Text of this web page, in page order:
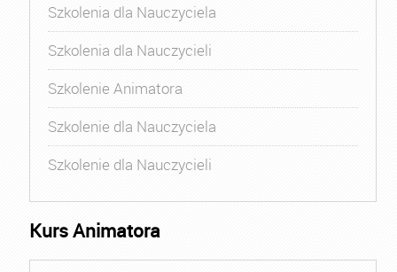
Szkolenia dla Nauczyciela
Szkolenia dla Nauczycieli
Szkolenie Animatora
Szkolenie dla Nauczyciela
Szkolenie dla Nauczycieli
Kurs Animatora